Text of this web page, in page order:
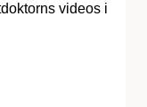
videos i